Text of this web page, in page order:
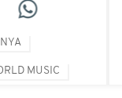
MUSIC